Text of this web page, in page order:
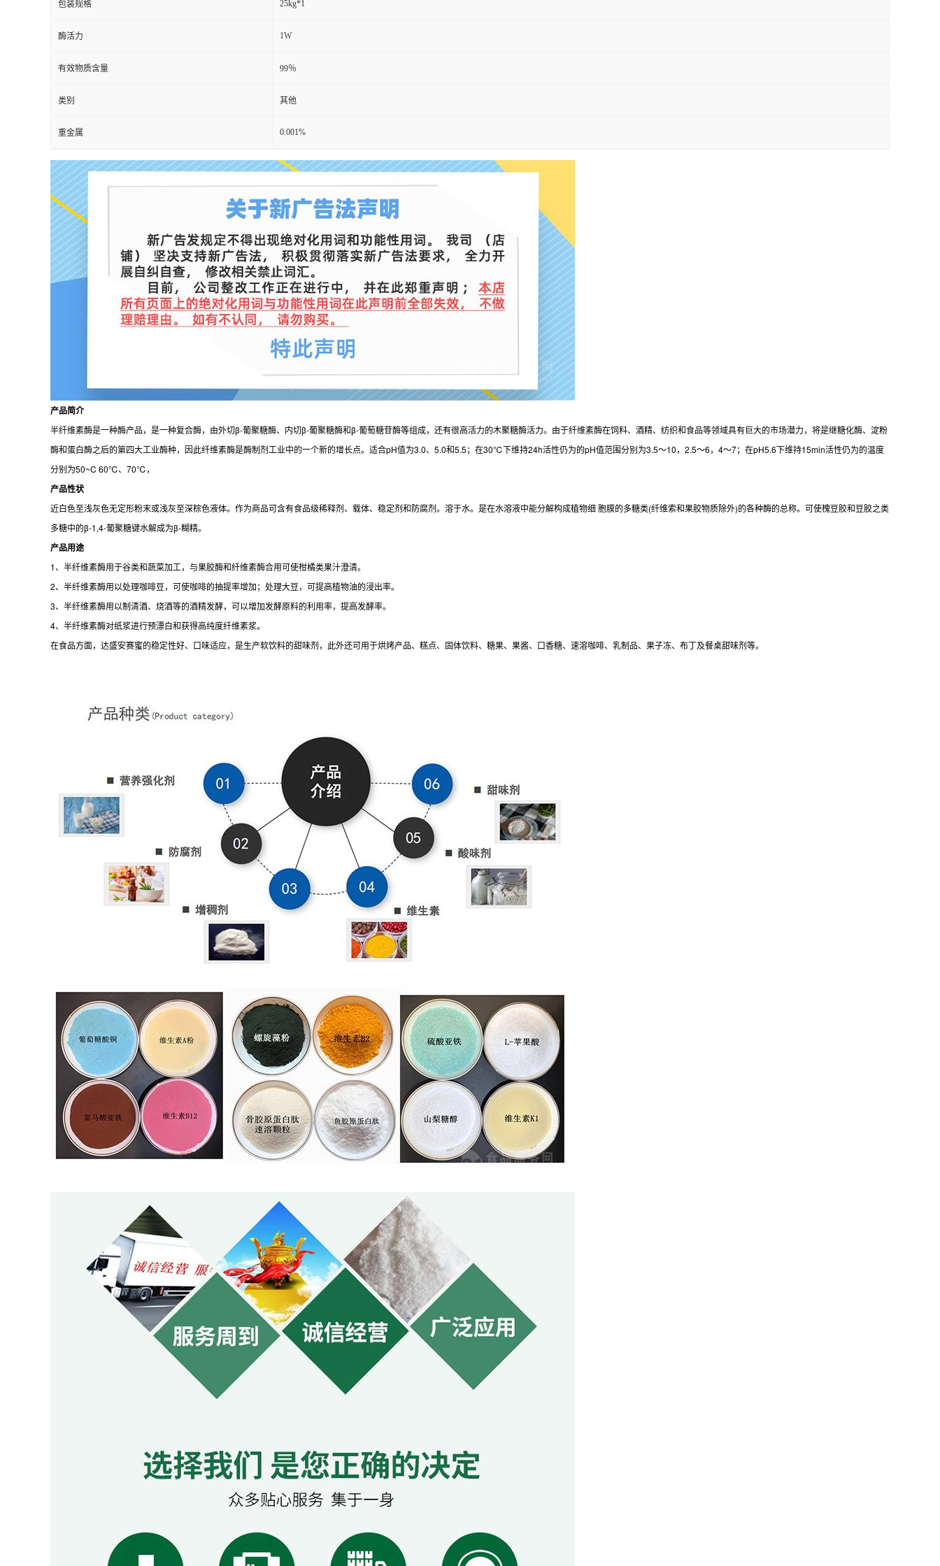
包装规格 25kg*1
酶活力 1W
有效物质含量 99％
类别 其他
重金属 0.001%
产品简介
半纤维素酶是一种酶产品，是一种复合酶，由外切β-葡聚糖酶、内切β-葡聚糖酶和β-葡萄糖苷酶等组成，还有很高活力的木聚糖酶活力。由于纤维素酶在饲料、酒精、纺织和食品等领域具有巨大的市场潜力，将是继糖化酶、淀粉
酶和蛋白酶之后的第四大工业酶种，因此纤维素酶是酶制剂工业中的一个新的增长点。适合pH值为3.0、5.0和5.5；在30℃下维持24h活性仍为的pH值范围分别为3.5～10，2.5～6，4～7；在pH5.6下维持15min活性仍为的温度
分别为50~C 60℃、70℃，
产品性状
近白色至浅灰色无定形粉末或浅灰至深棕色液体。作为商品可含有食品级稀释剂、载体、稳定剂和防腐剂。溶于水。是在水溶液中能分解构成植物细 胞膜的多糖类(纤维索和果胶物质除外)的各种酶的总称。可使槐豆胶和豆胶之类
多糖中的β-1,4-葡聚糖键水解成为β-糊精。
产品用途
1、半纤维素酶用于谷类和蔬菜加工，与果胶酶和纤维素酶合用可使柑橘类果汁澄清。
2、半纤维素酶用以处理咖啡豆，可使咖啡的抽提率增加；处理大豆，可提高植物油的浸出率。
3、半纤维素酶用以制清酒、烧酒等的酒精发酵，可以增加发酵原料的利用率，提高发酵率。
4、半纤维素酶对纸浆进行预漂白和获得高纯度纤维素浆。
在食品方面，达盛安赛蜜的稳定性好、口味适应，是生产软饮料的甜味剂，此外还可用于烘烤产品、糕点、固体饮料、糖果、果酱、口香糖、速溶咖啡、乳制品、果子冻、布丁及餐桌甜味剂等。